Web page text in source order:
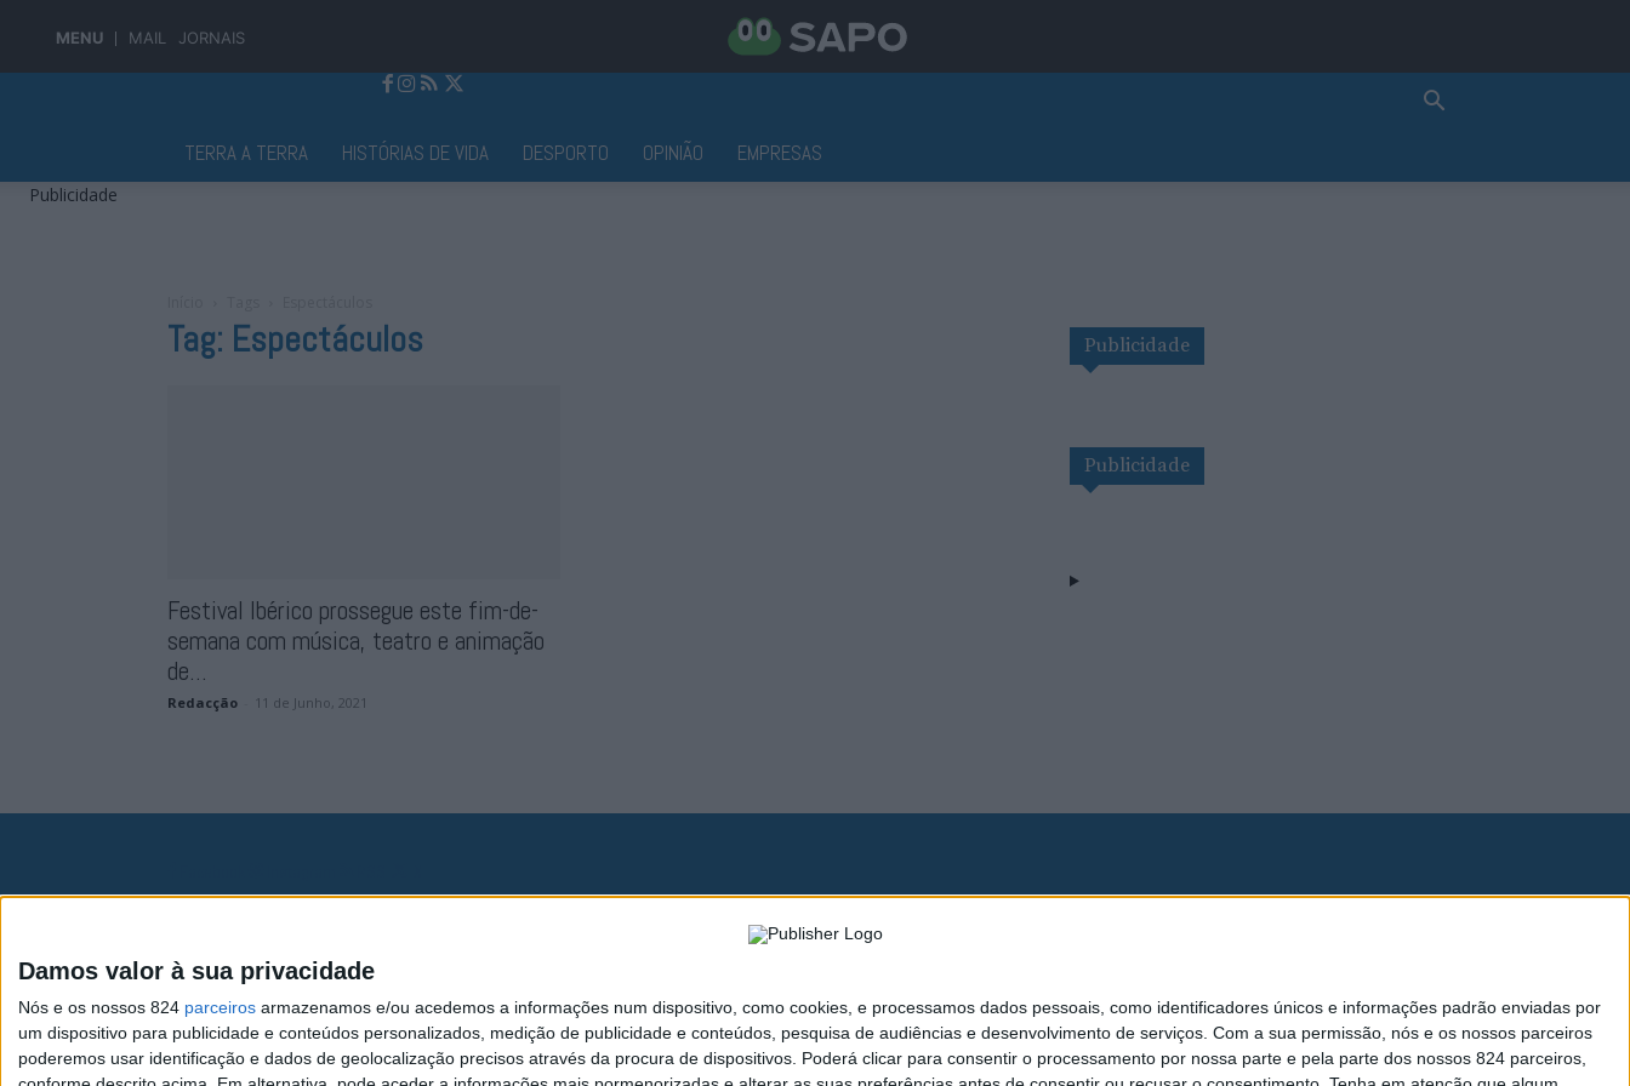
Damos valor à sua privacidade
Nós e os nossos 824 parceiros armazenamos e/ou acedemos a informações num dispositivo, como cookies, e processamos dados pessoais, como identificadores únicos e informações padrão enviadas por
um dispositivo para publicidade e conteúdos personalizados, medição de publicidade e conteúdos, pesquisa de audiências e desenvolvimento de serviços. Com a sua permissão, nós e os nossos parceiros
poderemos usar identificação e dados de geolocalização precisos através da procura de dispositivos. Poderá clicar para consentir o processamento por nossa parte e pela parte dos nossos 824 parceiros,
MENU MAIL JORNAIS
TERRA A TERRA HISTÓRIAS DE VIDA DESPORTO OPINIÃO EMPRESAS
Publicidade
Tag: Espectáculos
Festival Ibérico prossegue este fim-de-
semana com música, teatro e animação
de...
Redacção 11 de Junho, 2021
Publicidade
Publicidade
Quem Somos Contactos Assinaturas Publicidade Política de Privacidade Estatuto Editorial Lei da Transparência Livro de Reclamações